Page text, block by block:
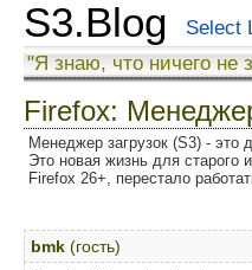
S3.Blog Select
"Я знаю, что ничего не
Firefox:
Менеджер загрузок (S3) - это
Это новая жизнь для старого
Firefox 26+, перестало
bmk (гость)